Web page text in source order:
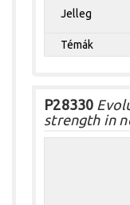
Jelleg
Témák
P28330
strength in